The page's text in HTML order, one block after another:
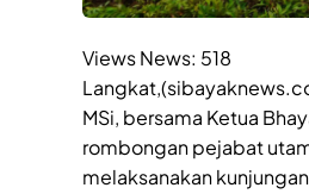
Views News: 518
MSi, bersama Ketua
rombongan pejabat
melaksanakan